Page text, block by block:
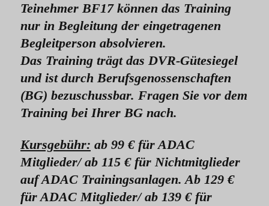
Teinehmer BF17 können das Training
nur in Begleitung der eingetragenen
Begleitperson absolvieren.
Das Training trägt das DVR-Gütesiegel
und ist durch Berufsgenossenschaften
(BG) bezuschussbar. Fragen Sie vor dem
Training bei Ihrer BG nach.
Kursgebühr: ab 99 € für ADAC
Mitglieder/ ab 115 € für Nichtmitglieder
auf ADAC Trainingsanlagen. Ab 129 €
für ADAC Mitglieder/ ab 139 € für